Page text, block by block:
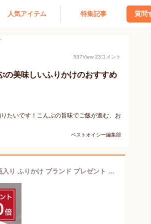
人気アイテム 特集記事 質問
537View 23コメント
の美味しいふりかけのおすすめ
たいです！こんぶの旨味でご飯が進む、お
ベストオイシー編集部
【ポイント10倍】【ご飯のお供】料亭の昆布ふりかけ(角瓶)《 瓶入り ふりかけ ブランド プレゼント 結婚 内 祝い 手土産 贈答品 誕生日 プチ ギフト お取り寄せ 高級 歳暮 お礼 贈り物 出産 還暦 お返し 下鴨茶寮 京都 料亭 》